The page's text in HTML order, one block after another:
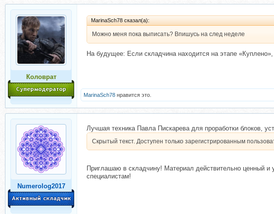
Коловрат
MarinaSch78 сказал(а):
Можно меня пока выписать? Впишусь на след неделе
На будущее: Если складчина находится на этапе
MarinaSch78 нравится это.
Numerolog2017
Лучшая техника Павла Пискарева для проработки блоков,
Скрытый текст. Доступен только зарегистрированным
Приглашаю в складчину! Материал действительно ценный
специалистам!